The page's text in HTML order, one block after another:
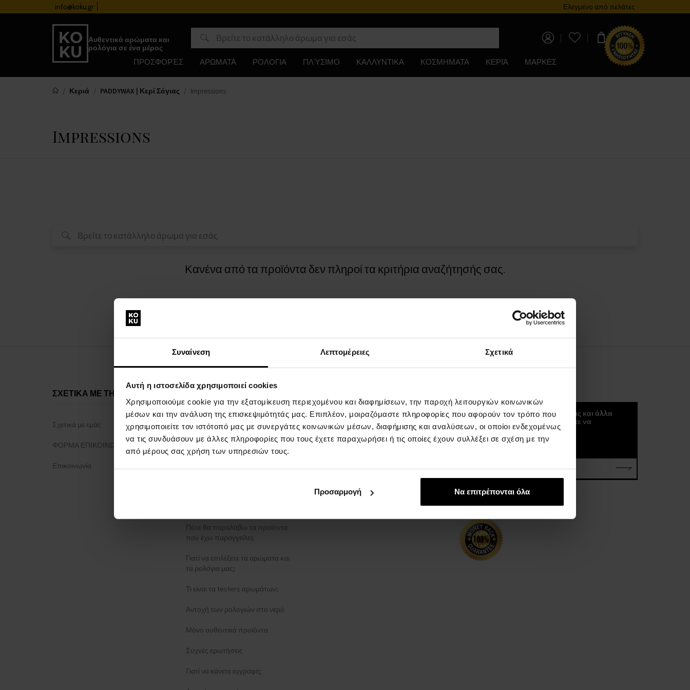
Συναίνεση Λεπτομέρειες Σχετικά
Αυτή η ιστοσελίδα χρησιμοποιεί cookies
Χρησιμοποιούμε cookie για την εξατομίκευση περιεχομένου και διαφημίσεων, την παροχή λειτουργιών κοινωνικών
μέσων και την ανάλυση της επισκεψιμότητάς μας. Επιπλέον, μοιραζόμαστε πληροφορίες που αφορούν τον τρόπο που
χρησιμοποιείτε τον ιστότοπό μας με συνεργάτες κοινωνικών μέσων, διαφήμισης και αναλύσεων, οι οποίοι ενδεχομένως
να τις συνδυάσουν με άλλες πληροφορίες που τους έχετε παραχωρήσει ή τις οποίες έχουν συλλέξει σε σχέση με την
από μέρους σας χρήση των υπηρεσιών τους.
Προσαρμογή Να επιτρέπονται όλα
info@koku.gr Πρόγραμμα επιβράβευσηςΕλεγμένο από πελάτες
Αυθεντικά αρώματα και
ρολόγια σε ένα μέρος
0,00 €
ΠΡΟΣΦΟΡΈΣ ΑΡΩΜΑΤΑ ΡΟΛΟΓΙΑ ΠΛΎΣΙΜΟ ΚΑΛΛΥΝΤΙΚΑ ΚΟΣΜΗΜΑΤΑ ΚΕΡΙΆ ΜΑΡΚΕΣ
Κεριά PADDYWAX | Κερί Σόγιας Impressions
Impressions
Κανένα από τα προϊόντα δεν πληροί τα κριτήρια αναζήτησής σας.
ΣΧΕΤΙΚΑ ΜΕ ΤΗΝ ΕΤΑΙΡΕΙΑ
Σχετικά με εμάς
ΦΟΡΜΑ ΕΠΙΚΟΙΝΩΝΙΑΣ
Επικοινωνία
Πρόγραμμα επιβράβευσης
Γενικοί όροι και προϋποθέσεις
Πότε θα παραλάβω τα προϊόντα
που έχω παραγγείλει;
Γιατί να επιλέξετε τα αρώματα και
τα ρολόγια μας;
Τι είναι τα testers αρωμάτων;
Αντοχή των ρολογιών στο νερό
Μόνο αυθεντικά προϊόντα
Συχνές ερωτήσεις
Γιατί να κάνετε εγγραφή;
Πληρωμή κατά την παράδοση
Μπορείτε να λαμβάνετε νέα, τάσεις και άλλα
σπουδαία πράγματα αν ξεκινήσετε να
εγγραφείτε στο kokuletter μας :)
ΗΛΕΚΤΡΟΝΙΚΗ ΔΙΕΥΘΥΝΣΗ*